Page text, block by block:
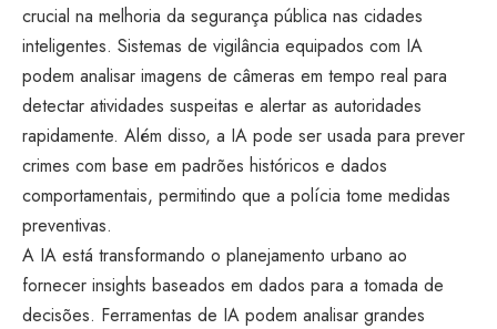
crucial na melhoria da segurança pública nas cidades
inteligentes. Sistemas de vigilância equipados com IA
podem analisar imagens de câmeras em tempo real para
detectar atividades suspeitas e alertar as autoridades
rapidamente. Além disso, a IA pode ser usada para prever
crimes com base em padrões históricos e dados
comportamentais, permitindo que a polícia tome medidas
preventivas.
A IA está transformando o planejamento urbano ao
fornecer insights baseados em dados para a tomada de
decisões. Ferramentas de IA podem analisar grandes